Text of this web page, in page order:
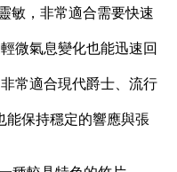
敏，非常適合需要快速
微氣息變化也能迅速回
常適合現代爵士、流行
能保持穩定的響應與張